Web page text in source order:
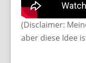
(Disclaimer:
aber diese Idee